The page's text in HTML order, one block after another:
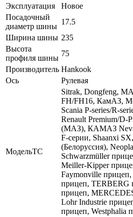
Эксплуатация
Новое
Посадочный
диаметр шины
17.5
Ширина шины 235
Высота
профиля шины
75
Производитель Hankook
Ось
Рулевая
МодельТС
Sitrak, Dongfeng,
FH/FH16, КамАЗ,
Scania P-series/R-
Renault Premium/D-
(МАЗ), КАМАЗ
F-серии, Shaanxi
(Белоруссия),
Schwarzmüller
Meiller-Kipper
Faymonville
прицеп, TERBERG
прицеп,
Lohr Industrie
прицеп, Westphalia